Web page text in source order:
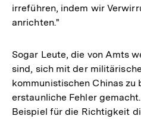
irreführen, indem wir
anrichten."
Sogar Leute, die von Amts
sind, sich mit der
kommunistischen Chinas zu
erstaunliche Fehler
Beispiel für die Richtigkeit